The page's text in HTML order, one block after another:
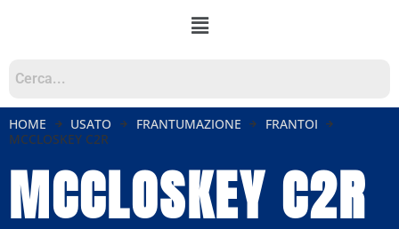
HOME USATO FRANTUMAZIONE
FRANTOI
MCCLOSKEY C2R
MCCLOSKEY C2R